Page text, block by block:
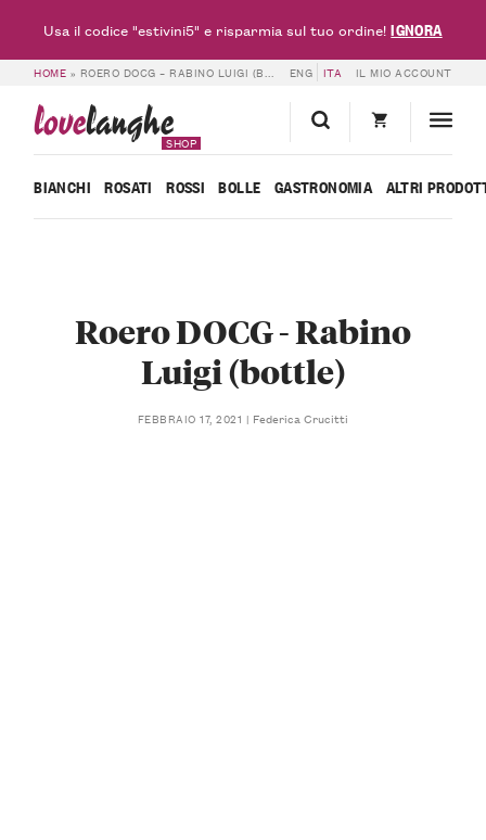
HOME » ROERO DOCG – RABINO LUIGI (BOTTLE) ENG ITA IL MIO ACCOUNT
lovelanghe
SHOP
BIANCHI ROSATI ROSSI BOLLE GASTRONOMIA ALTRI
Roero DOCG - Rabino
Luigi (bottle)
FEBBRAIO 17, 2021 Federica Crucitti
Usa il codice "estivini5" e risparmia sul tuo ordine!IGNORA